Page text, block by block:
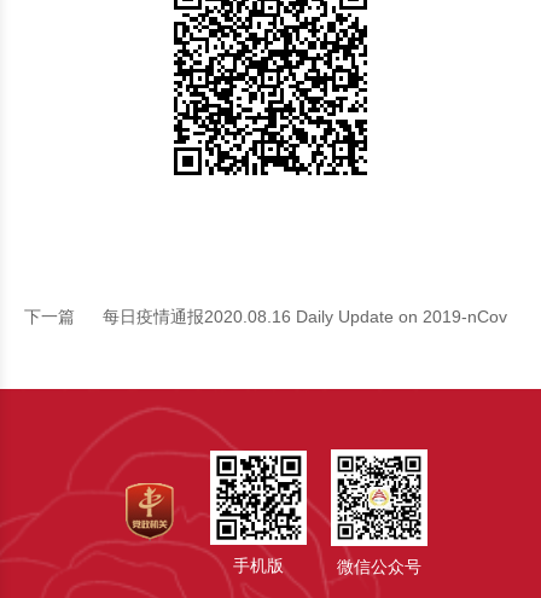
下一篇 每日疫情通报2020.08.16 Daily Update on 2019-nCov
手机版 微信公众号